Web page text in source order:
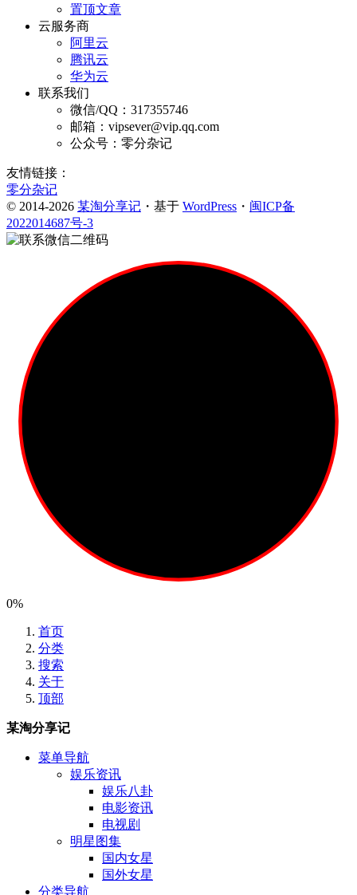
置顶文章
云服务商
阿里云
腾讯云
华为云
联系我们
微信/QQ：317355746
邮箱：vipsever@vip.qq.com
公众号：零分杂记
友情链接：
零分杂记
© 2014-2026 某淘分享记 ・基于 WordPress ・ 闽ICP备
2022014687号-3
0%
首页
分类
搜索
关于
顶部
某淘分享记
菜单导航
娱乐资讯
娱乐八卦
电影资讯
电视剧
明星图集
国内女星
国外女星
分类导航